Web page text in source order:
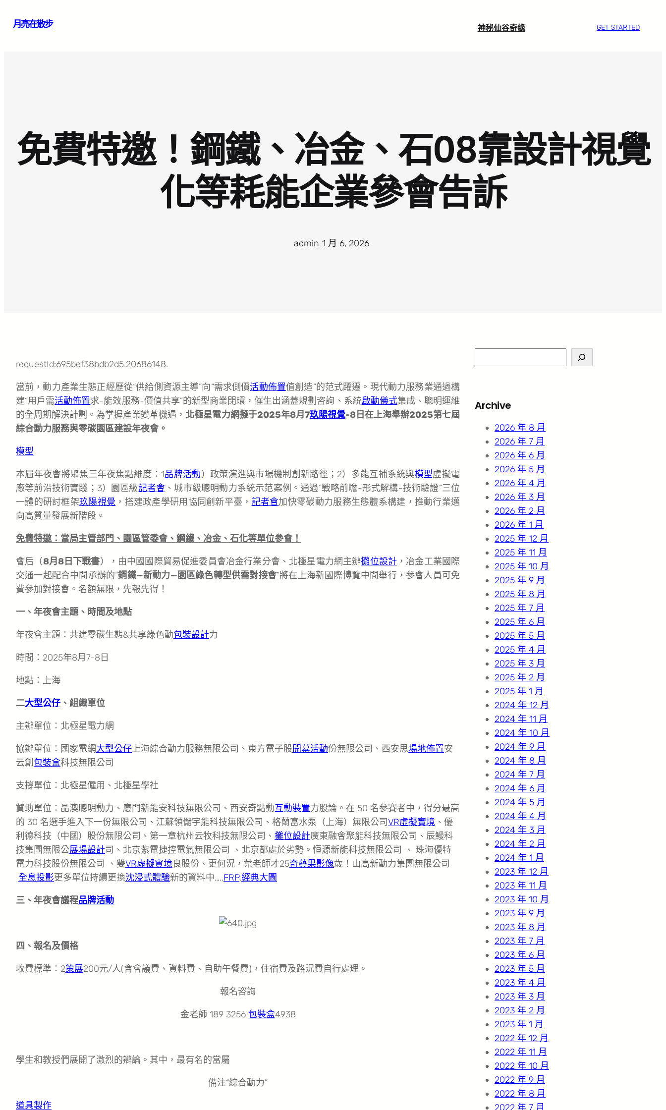
月亮在散步 神秘仙谷奇緣 GET STARTED
免費特邀！鋼鐵、冶金、石08靠設計視覺
化等耗能企業參會告訴
admin 1 月 6, 2026
requestId:695bef38bdb2d5.20686148.
當前，動力產業生態正經歷從“供給側資源主導”向“需求側價活動佈置值創造”的范式躍遷。現代動力服務業通過構
建“用戶需活動佈置求-能效服務-價值共享”的新型商業閉環，催生出涵蓋規劃咨詢、系統啟動儀式集成、聰明運維
的全周期解決計劃。為掌握產業變革機遇，北極星電力網擬于2025年8月7玖陽視覺-8日在上海舉辦2025第七屆
綜合動力服務與零碳園區建設年夜會。
模型
本屆年夜會將聚焦三年夜焦點維度：1品牌活動）政策演進與市場機制創新路徑；2）多能互補系統與模型虛擬電
廠等前沿技術實踐；3）園區級記者會 、城市級聰明動力系統示范案例。通過“戰略前瞻-形式解構-技術驗證”三位
一體的研討框架玖陽視覺 ，搭建政產學研用協同創新平臺， 記者會加快零碳動力服務生態體系構建，推動行業邁
向高質量發展新階段。
免費特邀：當局主管部門、園區管委會、鋼鐵、冶金、石化等單位參會！
會后（8月8日下戰書），由中國國際貿易促進委員會冶金行業分會、北極星電力網主辦攤位設計 ，冶金工業國際
交通一起配合中間承辦的“鋼鐵—新動力—園區綠色轉型供需對接會”將在上海新國際博覽中間舉行，參會人員可免
費參加對接會。名額無限，先報先得！
一、年夜會主題、時間及地點
年夜會主題：共建零碳生態&共享綠色動包裝設計力
時間：2025年8月7-8日
地點：上海
二大型公仔 、組織單位
主辦單位：北極星電力網
協辦單位：國家電網大型公仔上海綜合動力服務無限公司、東方電子股開幕活動份無限公司、西安思場地佈置安
云創 包裝盒科技無限公司
支撐單位：北極星僱用、北極星學社
贊助單位：晶澳聰明動力、廈門新能安科技無限公司、西安奇點動互動裝置力股論。在 50 名參賽者中，得分最高
的 30 名選手進入下一份無限公司、江蘇領儲宇能科技無限公司、格蘭富水泵（上海）無限公司VR虛擬實境 、優
利德科技（中國）股份無限公司、第一章杭州云牧科技無限公司、 攤位設計廣東融會聚能科技無限公司、辰鰻科
技集團無限公展場設計司、北京紫電捷控電氣無限公司 、北京都處於劣勢。恒源新能科技無限公司 、 珠海優特
電力科技股份無限公司 、雙VR虛擬實境 良股份、更何況，葉老師才25奇藝果影像歲！山高新動力集團無限公司
全息投影更多單位持續更換沈浸式體驗新的資料中…..FRP.經典大圖
三、年夜會議程品牌活動
四、報名及價格
收費標準：2策展200元/人(含會議費、資料費、自助午餐費)，住宿費及路況費自行處理。
報名咨詢
金老師 189 3256 包裝盒4938
學生和教授們展開了激烈的辯論。其中，最有名的當屬
備注“綜合動力”
道具製作
e
c
Archive
2026 年 8 月
2026 年 7 月
2026 年 6 月
2026 年 5 月
2026 年 4 月
2026 年 3 月
2026 年 2 月
2026 年 1 月
2025 年 12 月
2025 年 11 月
2025 年 10 月
2025 年 9 月
2025 年 8 月
2025 年 7 月
2025 年 6 月
2025 年 5 月
2025 年 4 月
2025 年 3 月
2025 年 2 月
2025 年 1 月
2024 年 12 月
2024 年 11 月
2024 年 10 月
2024 年 9 月
2024 年 8 月
2024 年 7 月
2024 年 6 月
2024 年 5 月
2024 年 4 月
2024 年 3 月
2024 年 2 月
2024 年 1 月
2023 年 12 月
2023 年 11 月
2023 年 10 月
2023 年 9 月
2023 年 8 月
2023 年 7 月
2023 年 6 月
2023 年 5 月
2023 年 4 月
2023 年 3 月
2023 年 2 月
2023 年 1 月
2022 年 12 月
2022 年 11 月
2022 年 10 月
2022 年 9 月
2022 年 8 月
2022 年 7 月